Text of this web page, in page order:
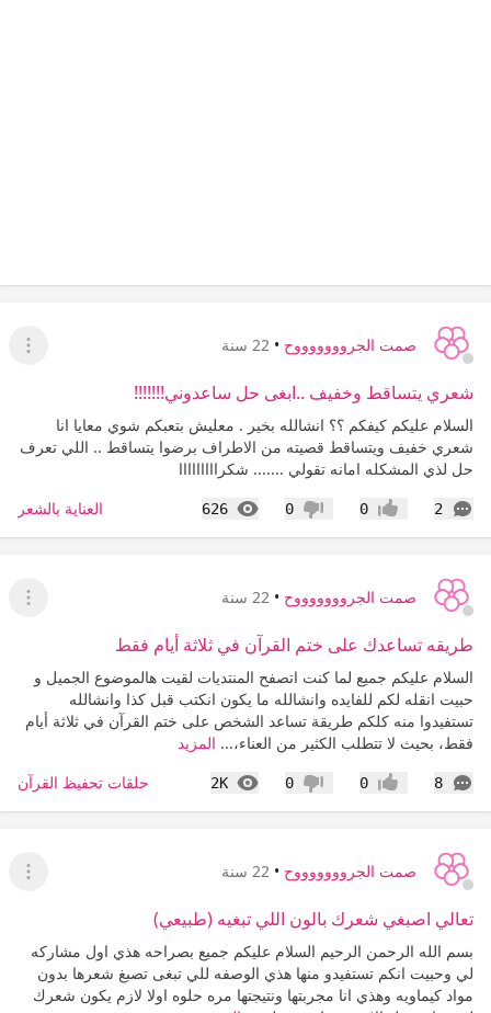
صمت الجروووووووح • 22 سنة
عرض
شعري يتساقط وخفيف ..ابغى حل ساعدوني!!!!!!!
السلام عليكم كيفكم ؟؟ انشالله بخير . معليش بتعبكم شوي معايا انا
شعري خفيف ويتساقط قصيته من الاطراف برضوا يتساقط .. اللي تعرف
حل لذي المشكله امانه تقولي ....... شكرااااااااا
2
التعليقات إعجاب0 عدم إعجاب
0
626
المشاهدات العناية بالشعر
صمت الجروووووووح • 22 سنة
عرض
طريقه تساعدك على ختم القرآن في ثلاثة أيام فقط
السلام عليكم جميع لما كنت اتصفح المنتديات لقيت هالموضوع الجميل و
حبيت انقله لكم للفايده وانشالله ما يكون انكتب قبل كذا وانشالله
تستفيدوا منه كلكم طريقة تساعد الشخص على ختم القرآن في ثلاثة أيام
فقط، بحيث لا تتطلب الكثير من العناء،... المزيد
8
التعليقات إعجاب0 عدم إعجاب
0
2K
المشاهدات حلقات تحفيظ القرآن
صمت الجروووووووح • 22 سنة
عرض
تعالي اصبغي شعرك بالون اللي تبغيه (طبيعي)
بسم الله الرحمن الرحيم السلام عليكم جميع بصراحه هذي اول مشاركه
لي وحبيت انكم تستفيدو منها هذي الوصفه للي تبغى تصبغ شعرها بدون
مواد كيماويه وهذي انا مجربتها ونتيجتها مره حلوه اولا لازم يكون شعرك